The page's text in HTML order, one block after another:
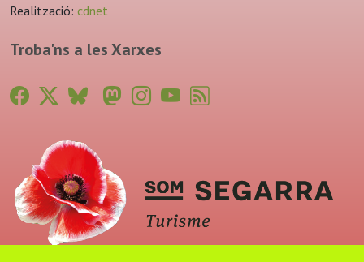
Realització: cdnet
Troba'ns a les Xarxes